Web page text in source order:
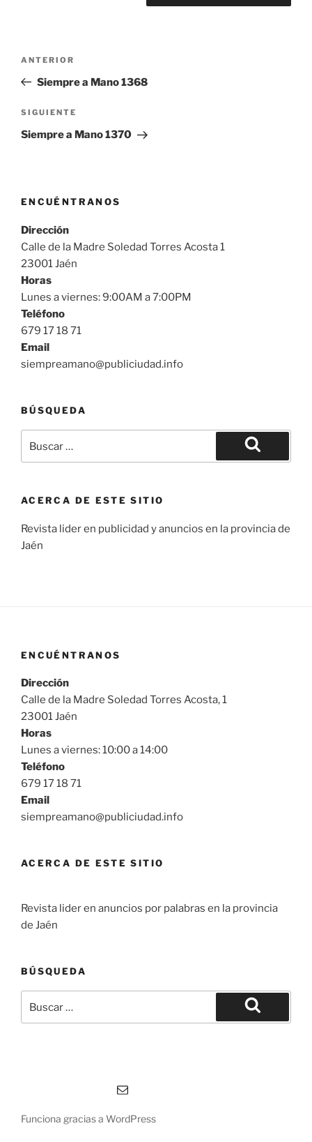
entradas
Entrada
anterior:
ANTERIOR
Siempre a Mano 1368
Siguiente
entrada
SIGUIENTE
Siempre a Mano 1370
ENCUÉNTRANOS
Dirección
Calle de la Madre Soledad Torres Acosta 1
23001 Jaén
Horas
Lunes a viernes: 9:00AM a 7:00PM
Teléfono
679 17 18 71
Email
siempreamano@publiciudad.info
BÚSQUEDA
por:
Buscar
ACERCA DE ESTE SITIO
Revista lider en publicidad y anuncios en la provincia de
Jaén
ENCUÉNTRANOS
Dirección
Calle de la Madre Soledad Torres Acosta, 1
23001 Jaén
Horas
Lunes a viernes: 10:00 a 14:00
Teléfono
679 17 18 71
Email
siempreamano@publiciudad.info
ACERCA DE ESTE SITIO
Revista lider en anuncios por palabras en la provincia
de Jaén
BÚSQUEDA
por:
Buscar
Correo electrónico
Funciona gracias a WordPress